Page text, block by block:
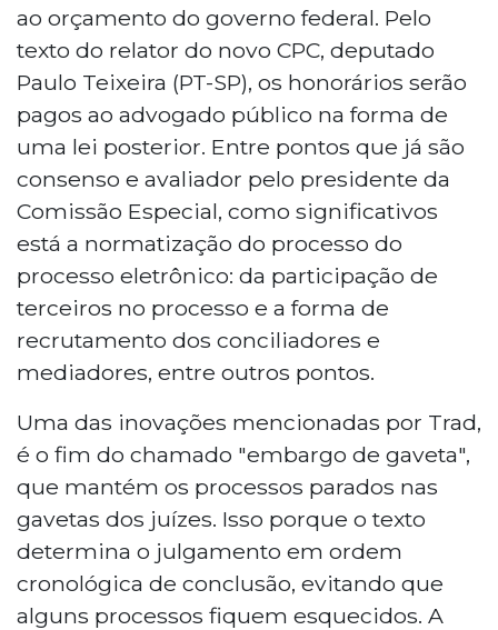
ao orçamento do governo federal. Pelo
texto do relator do novo CPC, deputado
Paulo Teixeira (PT-SP), os honorários serão
pagos ao advogado público na forma de
uma lei posterior. Entre pontos que já são
consenso e avaliador pelo presidente da
Comissão Especial, como significativos
está a normatização do processo do
processo eletrônico: da participação de
terceiros no processo e a forma de
recrutamento dos conciliadores e
mediadores, entre outros pontos.
Uma das inovações mencionadas por Trad,
é o fim do chamado "embargo de gaveta",
que mantém os processos parados nas
gavetas dos juízes. Isso porque o texto
determina o julgamento em ordem
cronológica de conclusão, evitando que
alguns processos fiquem esquecidos. A